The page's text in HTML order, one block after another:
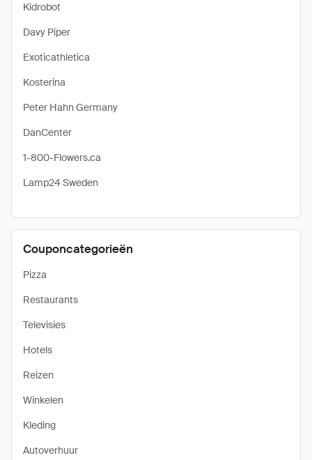
Kidrobot
Davy Piper
Exoticathletica
Kosterina
Peter Hahn Germany
DanCenter
1-800-Flowers.ca
Lamp24 Sweden
Couponcategorieën
Pizza
Restaurants
Televisies
Hotels
Reizen
Winkelen
Kleding
Autoverhuur